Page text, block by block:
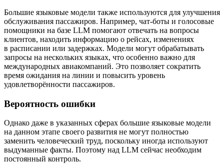
Большие языковые модели также используются для улучшения
обслуживания пассажиров. Например, чат-боты и голосовые
помощники на базе LLM помогают отвечать на вопросы
клиентов, находить информацию о рейсах, изменениях
в расписании или задержках. Модели могут обрабатывать
запросы на нескольких языках, что особенно важно для
международных авиакомпаний. Это позволяет сократить
время ожидания на линии и повысить уровень
удовлетворённости пассажиров.
Вероятность ошибки
Однако даже в указанных сферах большие языковые модели
на данном этапе своего развития не могут полностью
заменить человеческий труд, поскольку иногда используют
выдуманные факты. Поэтому над LLM сейчас необходим
постоянный контроль.